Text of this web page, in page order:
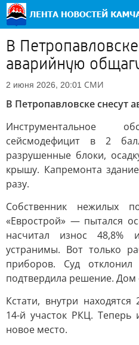
В
аварийную
2 июня 2026, 20:01 СМИ
В Петропавловске снесут
Инструментальное
сейсмодефицит в 2
разрушенные блоки,
крышу. Капремонта
разу.
Собственник нежилых
«Еврострой» — пытался
насчитал износ 48,8%
устранимы. Вот только
приборов. Суд
подтвердила решение.
Кстати, внутри
14-й участок РКЦ. Теперь
новое место.